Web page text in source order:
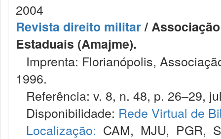
2004
Revista direito militar/
Estaduais (Amajme).
Imprenta: Florianópolis,
1996.
Referência: v. 8, n. 48, p. 26–29,
Disponibilidade: Rede Virtual de
Localização: CAM, MJU, PGR,